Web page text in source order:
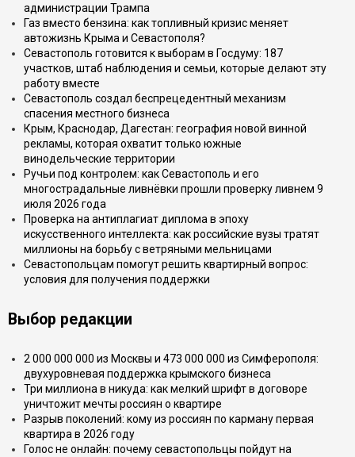
администрации Трампа
Газ вместо бензина: как топливный кризис меняет
автожизнь Крыма и Севастополя?
Севастополь готовится к выборам в Госдуму: 187
участков, штаб наблюдения и семьи, которые делают эту
работу вместе
Севастополь создал беспрецедентный механизм
спасения местного бизнеса
Крым, Краснодар, Дагестан: география новой винной
рекламы, которая охватит только южные
винодельческие территории
Ручьи под контролем: как Севастополь и его
многострадальные ливнёвки прошли проверку ливнем 9
июля 2026 года
Проверка на антиплагиат диплома в эпоху
искусственного интеллекта: как российские вузы тратят
миллионы на борьбу с ветряными мельницами
Севастопольцам помогут решить квартирный вопрос:
условия для получения поддержки
Выбор редакции
2 000 000 000 из Москвы и 473 000 000 из Симферополя:
двухуровневая поддержка крымского бизнеса
Три миллиона в никуда: как мелкий шрифт в договоре
уничтожит мечты россиян о квартире
Разрыв поколений: кому из россиян по карману первая
квартира в 2026 году
Голос не онлайн: почему севастопольцы пойдут на